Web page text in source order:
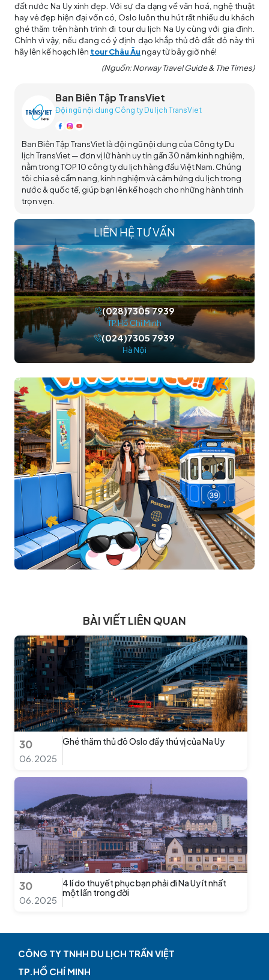
đất nước Na Uy xinh đẹp. Với sự đa dạng về văn hoá, nghệ thuật
hay vẻ đẹp hiện đại vốn có, Oslo luôn thu hút rất nhiều du khách
ghé thăm trên hành trình đi tour du lịch Na Uy cùng với gia đình.
Chính vì vậy, nếu đang có ý định dạo khắp thủ đô đắt đỏ này thì
hãy lên kế hoạch lên tour Châu Âungay từ bây giờ nhé!
(Nguồn: Norway Travel Guide & The Times)
Ban Biên Tập TransViet
Đội ngũ nội dung Công ty Du lịch TransViet
Ban Biên Tập TransViet là đội ngũ nội dung của Công ty Du
lịch TransViet — đơn vị lữ hành uy tín gần 30 năm kinh nghiệm,
nằm trong TOP 10 công ty du lịch hàng đầu Việt Nam. Chúng
tôi chia sẻ cẩm nang, kinh nghiệm và cảm hứng du lịch trong
nước & quốc tế, giúp bạn lên kế hoạch cho những hành trình
trọn vẹn.
LIÊN HỆ TƯ VẤN
(028)7305 7939
TP.Hồ Chí Minh
(024)7305 7939
Hà Nội
BÀI VIẾT LIÊN QUAN
30
06.2025
Ghé thăm thủ đô Oslo đầy thú vị của Na Uy
30
06.2025
4 lí do thuyết phục bạn phải đi Na Uy ít nhất
một lần trong đời
CÔNG TY TNHH DU LỊCH TRẦN VIỆT
TP.HỒ CHÍ MINH